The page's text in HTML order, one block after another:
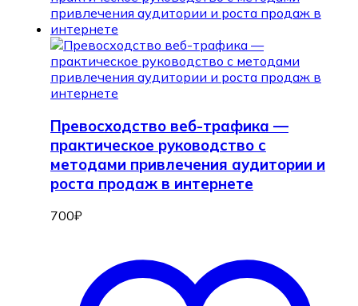
Превосходство веб-трафика —
практическое руководство с
методами привлечения аудитории и
роста продаж в интернете
700₽